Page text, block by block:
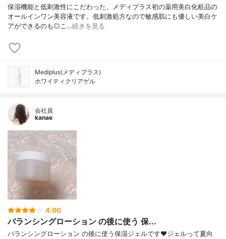
保湿機能と低刺激性にこだわった、メディプラス初の薬用美白化粧品の
オールインワン美容液です。低刺激処方なので敏感肌にも優しい美白ケ
アができるのも◎こ…続きを見る
Mediplus(メディプラス)
ホワイティクリアゲル
会社員
kanae
4.00
バランシングローション の後に使う 保...
バランシングローション の後に使う保湿ジェルです❤️ジェルって夏向